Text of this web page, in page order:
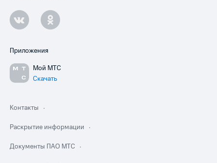
Приложения
Мой МТС
Скачать
Контакты
Раскрытие информации
Документы ПАО МТС